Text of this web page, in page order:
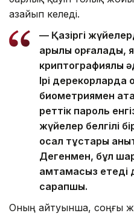
азайып келеді.
— Қазіргі
арқылы қорғалады,
криптографиялық
Ірі дерекқорларда
биометриямен
реттік пароль
жүйелер белгілі
осал тұстары
Дегенмен, бұл
қамтамасыз
сарапшы.
Оның айтуынша, соңғы